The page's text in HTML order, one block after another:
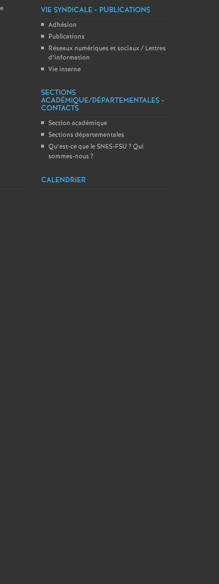
VIE SYNDICALE - PUBLICATIONS
Adhésion
Publications
Réseaux numériques et sociaux / Lettres
d’information
Vie interne
SECTIONS
ACADÉMIQUE/DÉPARTEMENTALES -
CONTACTS
Section académique
Sections départementales
Qu’est-ce que le SNES-FSU ? Qui
sommes-nous ?
CALENDRIER